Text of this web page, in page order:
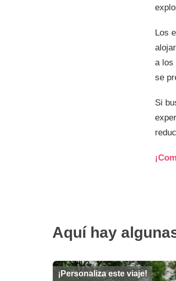
Los
a los
se
Si
Aquí hay
¡Personaliza este viaje!